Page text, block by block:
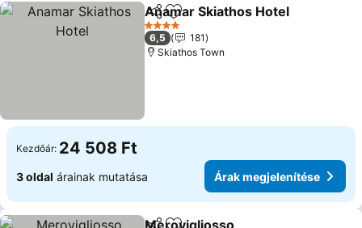
Megosztás
Hozzáadás a kedvencekhez
Anamar Skiathos Hotel
4 Kategória
6,5
181
Skiathos Town
Kezdőár: 24 508 Ft
3 oldal árainak mutatása Árak megjelenítése
Merovigliosso